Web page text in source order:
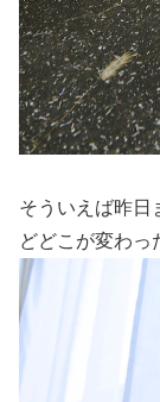
そういえば昨日
どどこが変わっ